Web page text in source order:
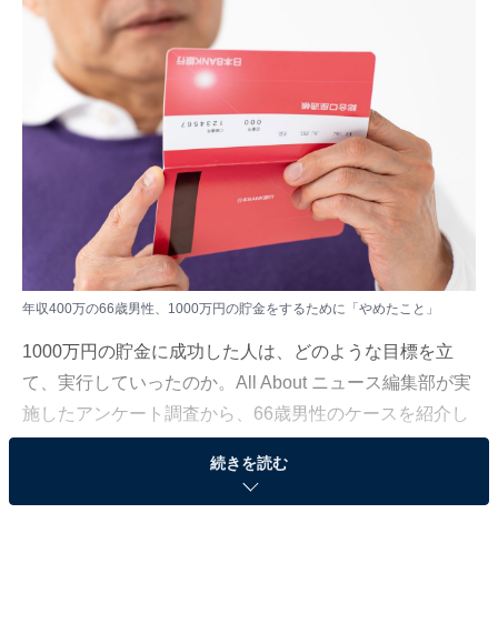
年収400万の66歳男性、1000万円の貯金をするために「やめたこと」
1000万円の貯金に成功した人は、どのような目標を立
て、実行していったのか。All About ニュース編集部が実
施したアンケート調査から、66歳男性のケースを紹介し
続きを読む